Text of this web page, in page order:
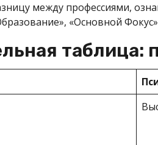
между профессиями,
«Основной
таблица: